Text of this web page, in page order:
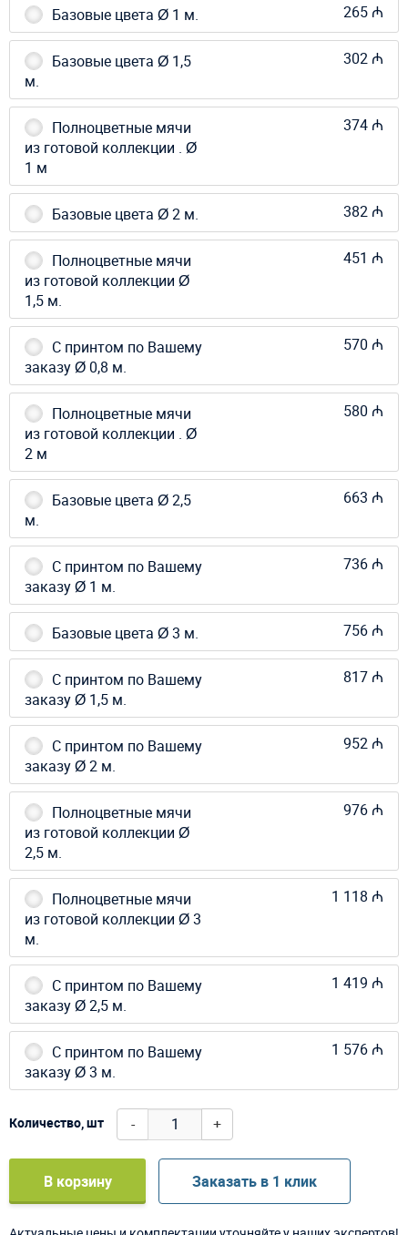
Базовые цвета Ø 1 м. 265 ₼
Базовые цвета Ø 1,5
м.
302 ₼
Полноцветные мячи
из готовой коллекции . Ø
1 м
374 ₼
Базовые цвета Ø 2 м. 382 ₼
Полноцветные мячи
из готовой коллекции Ø
1,5 м.
451 ₼
С принтом по Вашему
заказу Ø 0,8 м.
570 ₼
Полноцветные мячи
из готовой коллекции . Ø
2 м
580 ₼
Базовые цвета Ø 2,5
м.
663 ₼
С принтом по Вашему
заказу Ø 1 м.
736 ₼
Базовые цвета Ø 3 м. 756 ₼
С принтом по Вашему
заказу Ø 1,5 м.
817 ₼
С принтом по Вашему
заказу Ø 2 м.
952 ₼
Полноцветные мячи
из готовой коллекции Ø
2,5 м.
976 ₼
Полноцветные мячи
из готовой коллекции Ø 3
м.
1 118 ₼
С принтом по Вашему
заказу Ø 2,5 м.
1 419 ₼
С принтом по Вашему
заказу Ø 3 м.
1 576 ₼
Количество, шт - +
В корзину Заказать в 1 клик